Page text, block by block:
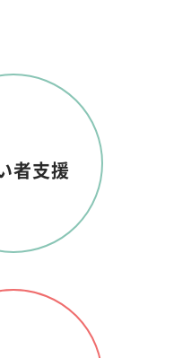
者支援